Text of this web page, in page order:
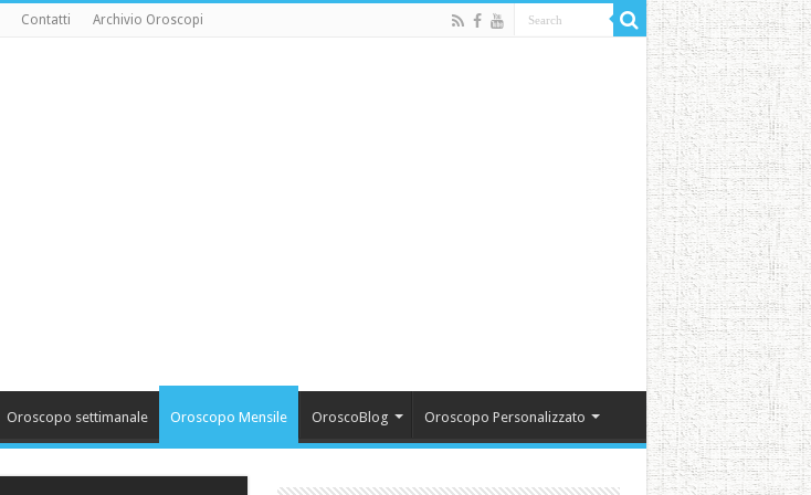
Contatti Archivio Oroscopi
Oroscopo settimanale Oroscopo Mensile OroscoBlog Oroscopo Personalizzato